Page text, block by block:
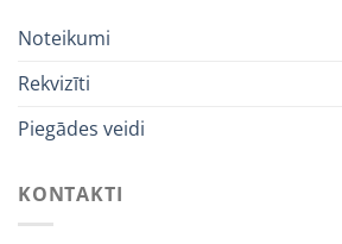
Noteikumi
Rekvizīti
Piegādes veidi
KONTAKTI